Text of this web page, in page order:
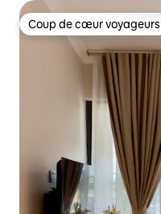
Coup de cœur voyageurs
Coup de cœur voyageurs